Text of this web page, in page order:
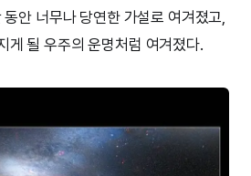
안 너무나 당연한 가설로 여겨졌고,
게 될 우주의 운명처럼 여겨졌다.